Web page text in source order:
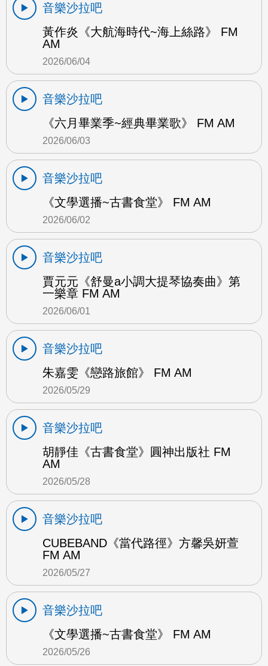
音樂沙拉吧
黃作炎《大航海時代~海上絲路》 FM
AM
2026/06/04
音樂沙拉吧
《六月畢業季~經典畢業歌》 FM AM
2026/06/03
音樂沙拉吧
《文學選播~古書食堂》 FM AM
2026/06/02
音樂沙拉吧
賈元元《舒曼a小調大提琴協奏曲》第
一樂章 FM AM
2026/06/01
音樂沙拉吧
朱嘉雯《戀路旅館》 FM AM
2026/05/29
音樂沙拉吧
胡靜佳《古書食堂》圓神出版社 FM
AM
2026/05/28
音樂沙拉吧
CUBEBAND《當代路徑》方馨吳妍萱
FM AM
2026/05/27
音樂沙拉吧
《文學選播~古書食堂》 FM AM
2026/05/26